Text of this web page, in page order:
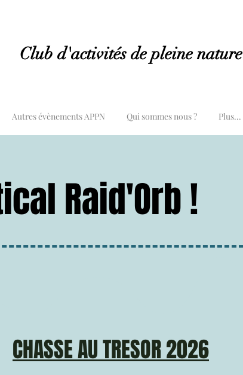
Club d'activités de pleine nature
Autres évènements APPN Qui sommes nous ? Plus...
Raid'Orb !
CHASSE AU TRESOR 2026